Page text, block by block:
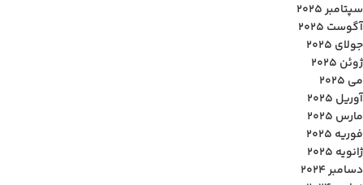
سپتامبر 2025
آگوست 2025
جولای 2025
ژوئن 2025
می 2025
آوریل 2025
مارس 2025
فوریه 2025
ژانویه 2025
دسامبر 2024